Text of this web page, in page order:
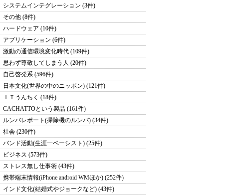
システムインテグレーション (3件)
その他 (8件)
ハードウェア (10件)
アプリケーション (6件)
激動の通信環境変化時代 (109件)
思わず尊敬してしまう人 (20件)
自己啓発系 (596件)
日本文化(世界の中のニッポン) (121件)
ＩＴうんちく (18件)
CACHATTOという製品 (161件)
ルンバレポート(掃除機のルンバ) (34件)
社会 (230件)
バンド活動(生涯一ベーシスト) (25件)
ビジネス (573件)
ストレス無し仕事術 (43件)
携帯端末情報(iPhone android WMほか) (252件)
インド文化(結婚式やジョークなど) (43件)